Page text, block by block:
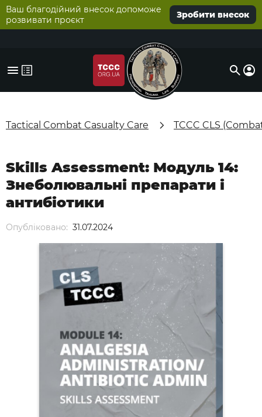
Ваш благодійний внесок допоможе
розвивати проєкт
Зробити внесок
Tactical Combat Casualty Care TCCC CLS
Опубліковано: 31.07.2024
Skills Assessment: Модуль 14:
Знеболювальні препарати і
антибіотики